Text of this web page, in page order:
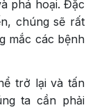
phá hoại. Đặc
chúng sẽ rất
mắc các bệnh
trở lại và tấn
ta cần phải